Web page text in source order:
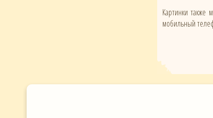
Картинки также
мобильный